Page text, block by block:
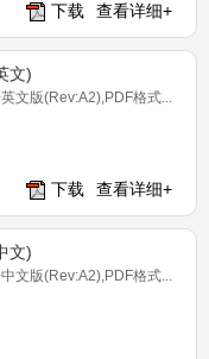
查看详细+
下载
文)
文版(Rev:A2),PDF格式...
查看详细+
下载
文)
文版(Rev:A2),PDF格式...